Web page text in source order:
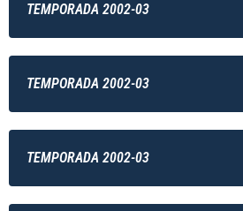
TEMPORADA 2002-03
TEMPORADA 2002-03
TEMPORADA 2002-03